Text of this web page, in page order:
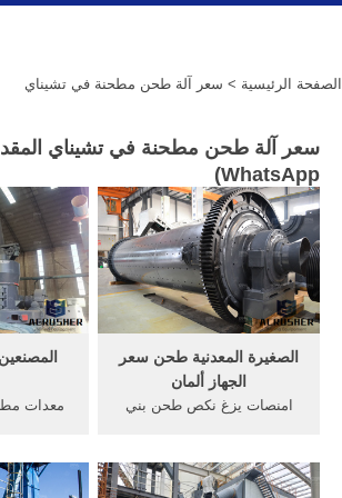
الصفحة الرئيسية > سعر آلة طحن مطحنة في تشيناي
سعر آلة طحن مطحنة في تشيناي
WhatsApp
)
معدات
الرمال
الصغيرة المعدنية طحن سعر
الجهاز ألمان
امنصات يزغ نكص طحن بني
فى "The نشرت الفنانة اللبنانية